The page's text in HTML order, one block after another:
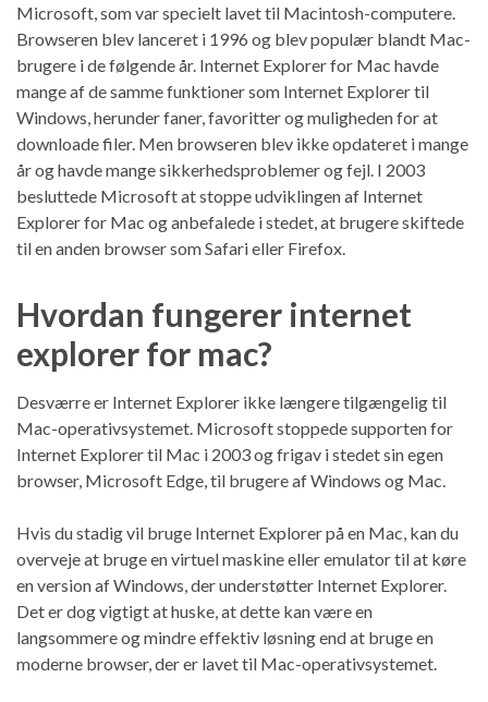
Microsoft, som var specielt lavet til Macintosh-computere.
Browseren blev lanceret i 1996 og blev populær blandt Mac-
brugere i de følgende år. Internet Explorer for Mac havde
mange af de samme funktioner som Internet Explorer til
Windows, herunder faner, favoritter og muligheden for at
downloade filer. Men browseren blev ikke opdateret i mange
år og havde mange sikkerhedsproblemer og fejl. I 2003
besluttede Microsoft at stoppe udviklingen af Internet
Explorer for Mac og anbefalede i stedet, at brugere skiftede
til en anden browser som Safari eller Firefox.
Hvordan fungerer internet
explorer for mac?
Desværre er Internet Explorer ikke længere tilgængelig til
Mac-operativsystemet. Microsoft stoppede supporten for
Internet Explorer til Mac i 2003 og frigav i stedet sin egen
browser, Microsoft Edge, til brugere af Windows og Mac.
Hvis du stadig vil bruge Internet Explorer på en Mac, kan du
overveje at bruge en virtuel maskine eller emulator til at køre
en version af Windows, der understøtter Internet Explorer.
Det er dog vigtigt at huske, at dette kan være en
langsommere og mindre effektiv løsning end at bruge en
moderne browser, der er lavet til Mac-operativsystemet.